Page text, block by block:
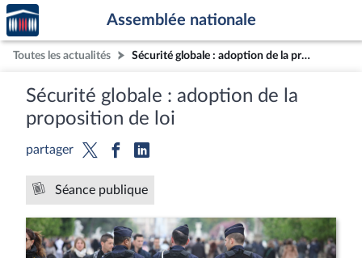
Aller au contenu
Aller en bas de la page
Accèder
à la
page
d'accueil
Assemblée nationale
Toutes les actualités Sécurité globale : adoption de la proposition de loi
Sécurité globale : adoption de la
proposition de loi
partager
Séance publique